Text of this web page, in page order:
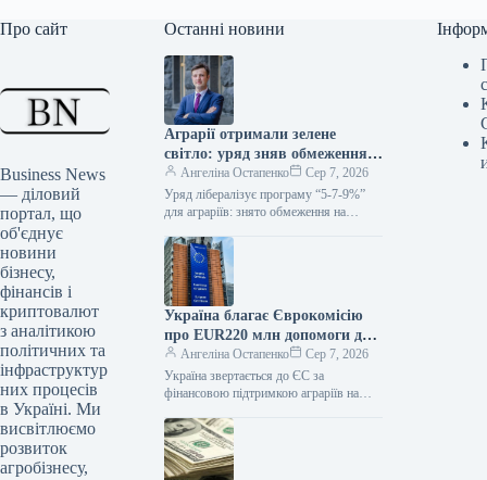
Про сайт
Business News
— діловий
портал, що
об'єднує
новини
бізнесу,
фінансів і
криптовалют
з аналітикою
політичних та
інфраструктур
них процесів
в Україні. Ми
висвітлюємо
розвиток
агробізнесу,
Останні новини
Аграрії отримали зелене
світло: уряд зняв обмеження
фінансування оборотного
капіталу за програмою “5-7-
9%”
Ангеліна Остапенко
Сер 7, 2026
Уряд лібералізує програму “5-7-9%”
для аграріїв: знято обмеження на
Кабінет Міністрів України вніс суттєві
зміни…
Україна благає Єврокомісію
про EUR220 млн допомоги для
аграріїв через морську
блокаду
Ангеліна Остапенко
Сер 7, 2026
Україна звертається до ЄС за
фінансовою підтримкою аграріїв на
направив запит до Європейської комісії
з…